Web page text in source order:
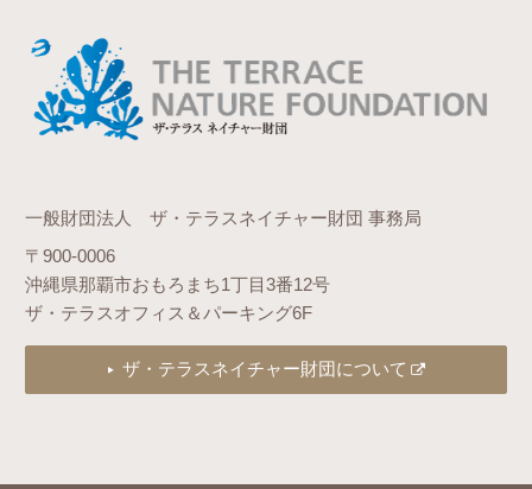
一般財団法人 ザ・テラスネイチャー財団 事務局
〒900-0006
沖縄県那覇市おもろまち1丁目3番12号
ザ・テラスオフィス＆パーキング6F
ザ・テラスネイチャー財団について